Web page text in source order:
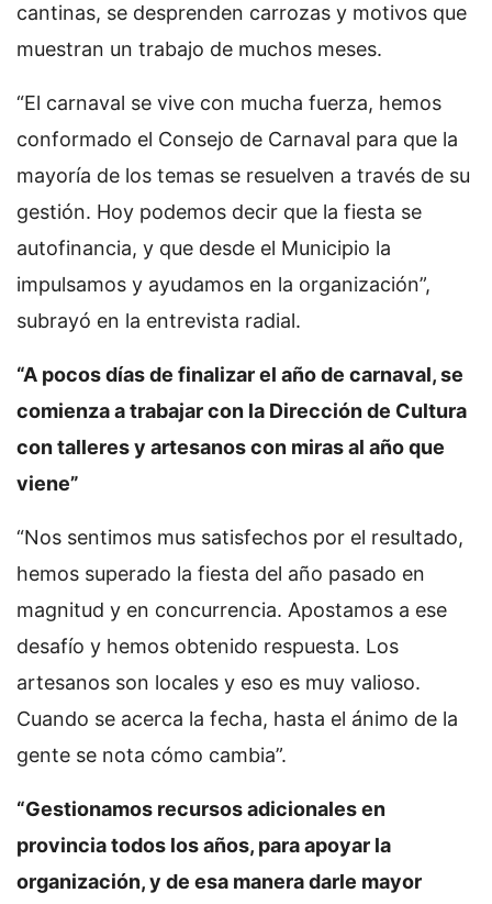
cantinas, se desprenden carrozas y motivos que
muestran un trabajo de muchos meses.
“El carnaval se vive con mucha fuerza, hemos
conformado el Consejo de Carnaval para que la
mayoría de los temas se resuelven a través de su
gestión. Hoy podemos decir que la fiesta se
autofinancia, y que desde el Municipio la
impulsamos y ayudamos en la organización”,
subrayó en la entrevista radial.
“A pocos días de finalizar el año de carnaval, se
comienza a trabajar con la Dirección de Cultura
con talleres y artesanos con miras al año que
viene”
“Nos sentimos mus satisfechos por el resultado,
hemos superado la fiesta del año pasado en
magnitud y en concurrencia. Apostamos a ese
desafío y hemos obtenido respuesta. Los
artesanos son locales y eso es muy valioso.
Cuando se acerca la fecha, hasta el ánimo de la
gente se nota cómo cambia”.
“Gestionamos recursos adicionales en
provincia todos los años, para apoyar la
organización, y de esa manera darle mayor